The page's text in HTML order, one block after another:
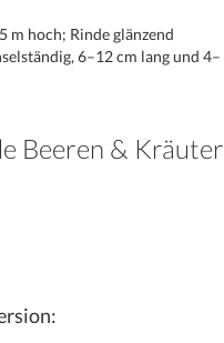
m hoch; Rinde glänzend
6–12 cm lang und 4–
Beeren & Kräuter